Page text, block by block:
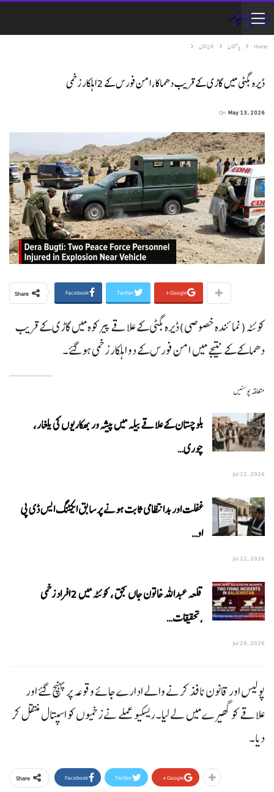
Home پاکستان بلوچستان
ڈیرہ بگٹی میں گاڑی کے قریب دھماکا، امن فورس کے 2اہلکار زخمی
On May 13, 2026
Share Facebook Twitter Google+
کوئٹہ(نمائندہ خصوصی)ڈیرہ بگٹی کے علاقے پیرکوہ میں گاڑی کے قریب
دھماکے کے نتیجے میں امن فورس کے دو اہلکار زخمی ہوگئے۔
متعلقہ پوسٹیں
بلوچستان کے علاقے بیلہ میں پیشہ ور بھکاریوں کی یلغار،
چوری…
Jul 22, 2026
غفلت اور بدانتظامی ثابت ہونے پر سابق ایکٹنگ ایس ڈی پی
او…
Jul 22, 2026
قلعہ عبداللہ خاتون جاں بحق ، کوئٹہ میں 2افراد زخمی
,تحقیقات…
Jul 20, 2026
پولیس اور قانون نافذ کرنے والے ادارے جائے وقوعہ پر پہنچ گئے اور
علاقے کو گھیرے میں لے لیا۔ریسکیو عملے نے زخمیوں کو اسپتال منتقل کر
دیا۔
Share Facebook Twitter Google+